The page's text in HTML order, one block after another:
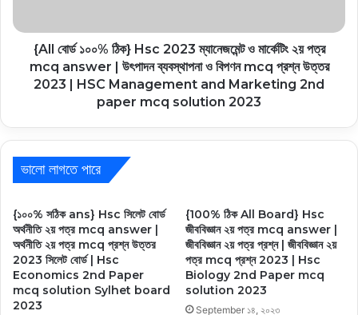
{All বোর্ড ১০০% ঠিক} Hsc 2023 ম্যানেজমেন্ট ও মার্কেটিং ২য় পত্র
mcq answer | উৎপাদন ব্যবস্থাপনা ও বিপণন mcq প্রশ্ন উত্তর
2023 | HSC Management and Marketing 2nd
paper mcq solution 2023
ভালো লাগতে পারে
{১০০% সঠিক ans} Hsc সিলেট বোর্ড
অর্থনীতি ২য় পত্র mcq answer |
অর্থনীতি ২য় পত্র mcq প্রশ্ন উত্তর
2023 সিলেট বোর্ড | Hsc
Economics 2nd Paper
mcq solution Sylhet board
2023
{100% ঠিক All Board} Hsc
জীববিজ্ঞান ২য় পত্র mcq answer |
জীববিজ্ঞান ২য় পত্র প্রশ্ন | জীববিজ্ঞান ২য়
পত্র mcq প্রশ্ন 2023 | Hsc
Biology 2nd Paper mcq
solution 2023
September ১৪, ২০২৩